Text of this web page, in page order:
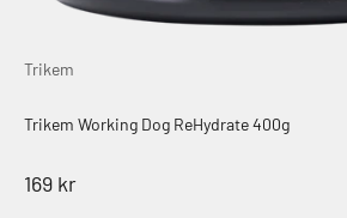
Trikem
Trikem Working Dog ReHydrate 400g
REA-pris
169 kr